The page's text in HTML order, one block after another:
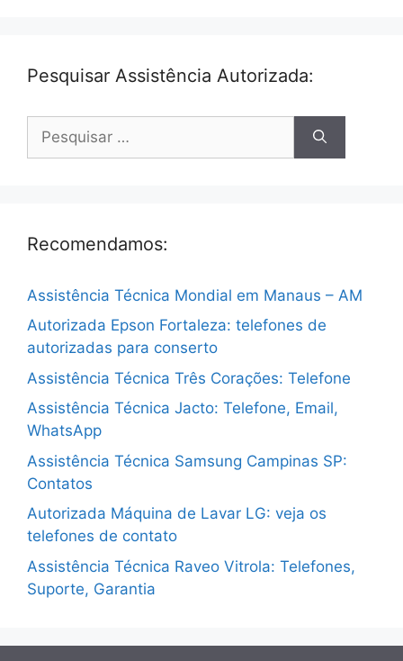
Pesquisar Assistência Autorizada:
por:
Recomendamos:
Assistência Técnica Mondial em Manaus – AM
Autorizada Epson Fortaleza: telefones de
autorizadas para conserto
Assistência Técnica Três Corações: Telefone
Assistência Técnica Jacto: Telefone, Email,
WhatsApp
Assistência Técnica Samsung Campinas SP:
Contatos
Autorizada Máquina de Lavar LG: veja os
telefones de contato
Assistência Técnica Raveo Vitrola: Telefones,
Suporte, Garantia